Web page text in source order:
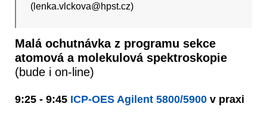
(lenka.vlckova@hpst.cz)
Malá ochutnávka z programu sekce
atomová a molekulová spektroskopie
(bude i on-line)
9:25 - 9:45 ICP-OES Agilent 5800/5900 v praxi